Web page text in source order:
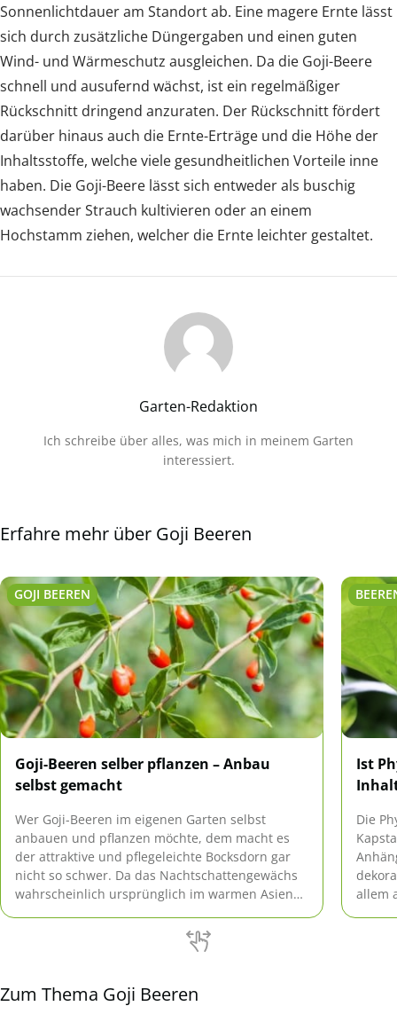
Sonnenlichtdauer am Standort ab. Eine magere Ernte lässt
sich durch zusätzliche Düngergaben und einen guten
Wind- und Wärmeschutz ausgleichen. Da die Goji-Beere
schnell und ausufernd wächst, ist ein regelmäßiger
Rückschnitt dringend anzuraten. Der Rückschnitt fördert
darüber hinaus auch die Ernte-Erträge und die Höhe der
Inhaltsstoffe, welche viele gesundheitlichen Vorteile inne
haben. Die Goji-Beere lässt sich entweder als buschig
wachsender Strauch kultivieren oder an einem
Hochstamm ziehen, welcher die Ernte leichter gestaltet.
Garten-Redaktion
Ich schreibe über alles, was mich in meinem Garten
interessiert.
Erfahre mehr über Goji Beeren
GOJI BEEREN
Goji-Beeren selber pflanzen – Anbau
selbst gemacht
Wer Goji-Beeren im eigenen Garten selbst
anbauen und pflanzen möchte, dem macht es
der attraktive und pflegeleichte Bocksdorn gar
nicht so schwer. Da das Nachtschattengewächs
wahrscheinlich ursprünglich im warmen Asien
viel Sonne, kann den hiesigen Winter aber
trotzdem gut überstehen, da es sich an unser
Ist
Die
allem
Zum Thema Goji Beeren